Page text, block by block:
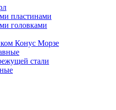
пластинами
головками
Конус Морзе
стали